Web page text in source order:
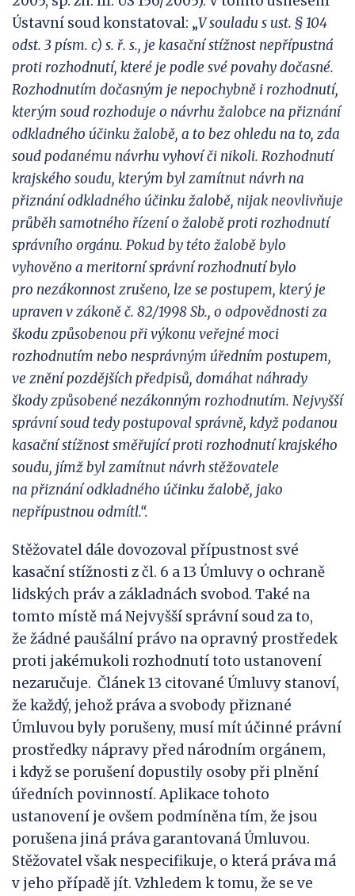
Ústavní soud konstatoval: „Vsouladu s ust. § 104
odst. 3 písm. c) s. ř. s., je kasační stížnost nepřípustná
proti rozhodnutí, které je podle své povahy dočasné.
Rozhodnutím dočasným je nepochybně i rozhodnutí,
kterým soud rozhoduje o návrhu žalobce na přiznání
odkladného účinku žalobě, a to bez ohledu na to, zda
soud podanému návrhu vyhoví či nikoli. Rozhodnutí
krajského soudu, kterým byl zamítnut návrh na
přiznání odkladného účinku žalobě, nijak neovlivňuje
průběh samotného řízení o žalobě proti rozhodnutí
správního orgánu. Pokud by této žalobě bylo
vyhověno a meritorní správní rozhodnutí bylo
pro nezákonnost zrušeno, lze se postupem, který je
upraven vzákoně č. 82/1998 Sb., o odpovědnosti za
škodu způsobenou při výkonu veřejné moci
rozhodnutím nebo nesprávným úředním postupem,
ve znění pozdějších předpisů, domáhat náhrady
škody způsobené nezákonným rozhodnutím. Nejvyšší
správní soud tedy postupoval správně, když podanou
kasační stížnost směřujícíproti rozhodnutí krajského
soudu, jímžbylzamítnut návrh stěžovatele
na přiznání odkladného účinku žalobě, jako
nepřípustnou odmítl.“.
Stěžovatel dále dovozoval přípustnost své
kasační stížnosti z čl. 6 a 13 Úmluvy o ochraně
lidských práv a základnách svobod. Také na
tomto místě má Nejvyšší správní soud za to,
že žádné paušální právo na opravný prostředek
proti jakémukoli rozhodnutí toto ustanovení
nezaručuje. Článek 13 citované Úmluvy stanoví,
že každý, jehož práva a svobody přiznané
Úmluvou byly porušeny, musí mít účinné právní
prostředky nápravy před národním orgánem,
i když se porušení dopustily osoby při plnění
úředních povinností. Aplikace tohoto
ustanovení je ovšem podmíněna tím, že jsou
porušena jiná práva garantovaná Úmluvou.
Stěžovatel však nespecifikuje, o která práva má
v jeho případě jít. Vzhledem k tomu, že se ve